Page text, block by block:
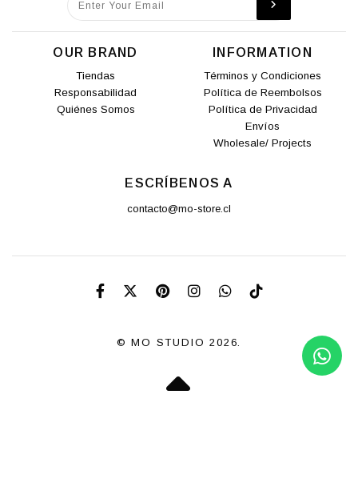
OUR BRAND
Tiendas
Responsabilidad
Quiénes Somos
INFORMATION
Términos y Condiciones
Política de Reembolsos
Política de Privacidad
Envíos
Wholesale/ Projects
ESCRÍBENOS A
contacto@mo-store.cl
© MO STUDIO 2026.